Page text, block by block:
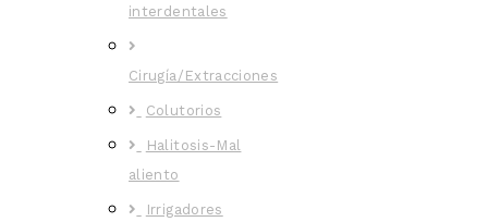
interdentales
Cirugía/Extracciones
Colutorios
Halitosis-Mal
aliento
Irrigadores